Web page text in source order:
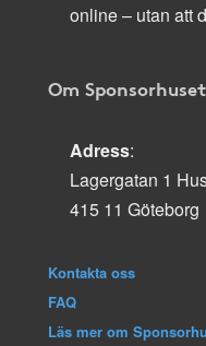
online – utan att
Om Sponsorhuset
Adress:
Lagergatan 1
415 11 Göteborg
Kontakta oss
FAQ
Läs mer om